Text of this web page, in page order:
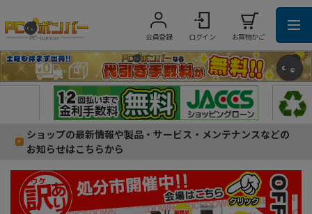
会員登録 ログイン お買物かご
ショップの最新情報や製品・サービス・メンテナンスなどの
お知らせはこちらから